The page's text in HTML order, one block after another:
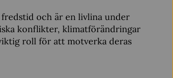
och är en livlina under
konflikter, klimatförändringar
roll för att motverka deras